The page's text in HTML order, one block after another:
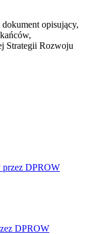
opisujący,
Strategii Rozwoju
przez DPROW
DPROW